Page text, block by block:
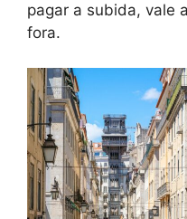
pagar a subida, vale
fora.